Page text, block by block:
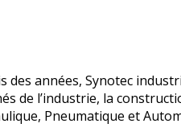
des années, Synotec
de l’industrie, la
Pneumatique et